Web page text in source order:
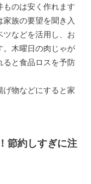
ものは安く作れます
家族の要望を聞き入
ツなどを活用し、お
。木曜日の肉じゃが
ると食品ロスを予防
げ物などにすると家
節約しすぎに注